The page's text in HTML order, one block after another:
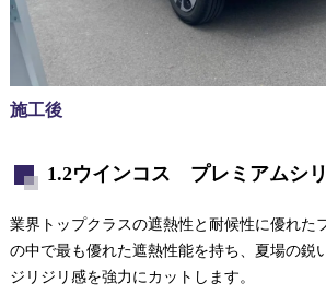
施工後
1.2ウインコス プレミアムシ
業界トップクラスの遮熱性と耐候性に優れた
の中で最も優れた遮熱性能を持ち、夏場の鋭
ジリジリ感を強力にカットします。